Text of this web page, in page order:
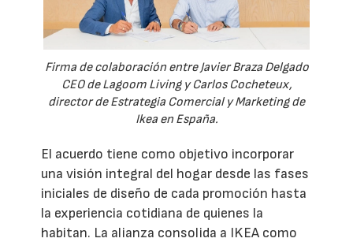
Firma de colaboración entre Javier Braza Delgado
CEO de Lagoom Living y Carlos Cocheteux,
director de Estrategia Comercial y Marketing de
Ikea en España.
El acuerdo tiene como objetivo incorporar
una visión integral del hogar desde las fases
iniciales de diseño de cada promoción hasta
la experiencia cotidiana de quienes la
habitan. La alianza consolida a IKEA como